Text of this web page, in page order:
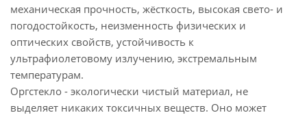
механическая прочность, жёсткость, высокая свето- и
погодостойкость, неизменность физических и
оптических свойств, устойчивость к
ультрафиолетовому излучению, экстремальным
температурам.
Оргстекло - экологически чистый материал, не
выделяет никаких токсичных веществ. Оно может